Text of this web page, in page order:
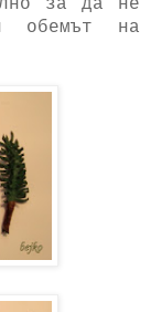
за да не
обемът на